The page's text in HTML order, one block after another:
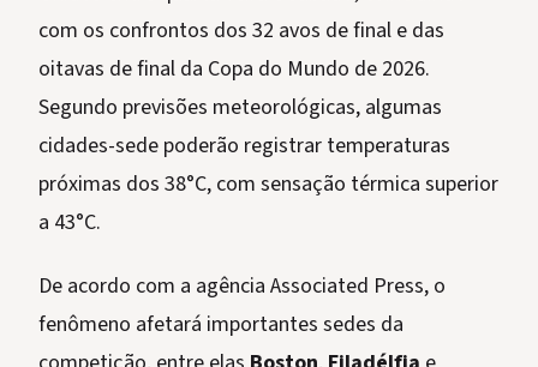
com os confrontos dos 32 avos de final e das
oitavas de final da Copa do Mundo de 2026.
Segundo previsões meteorológicas, algumas
cidades-sede poderão registrar temperaturas
próximas dos 38°C, com sensação térmica superior
a 43°C.
De acordo com a agência Associated Press, o
fenômeno afetará importantes sedes da